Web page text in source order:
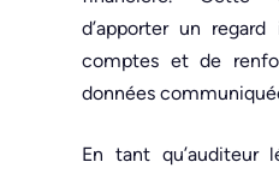
d’apporter un
comptes et de
données
En tant qu’auditeur